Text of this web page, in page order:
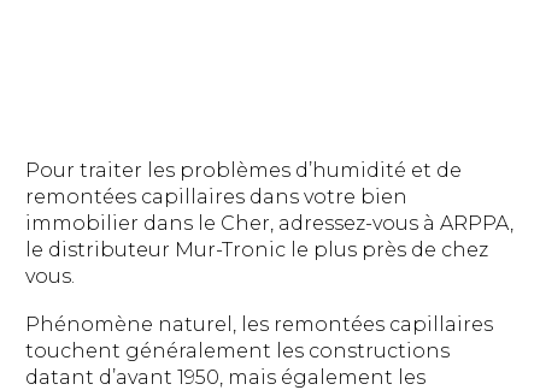
Pour traiter les problèmes d’humidité et de
remontées capillaires dans votre bien
immobilier dans le Cher, adressez-vous à ARPPA,
le distributeur Mur-Tronic le plus près de chez
vous.
Phénomène naturel, les remontées capillaires
touchent généralement les constructions
datant d’avant 1950, mais également les